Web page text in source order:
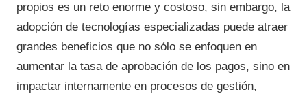
propios es un reto enorme y costoso, sin embargo, la
adopción de tecnologías especializadas puede atraer
grandes beneficios que no sólo se enfoquen en
aumentar la tasa de aprobación de los pagos, sino en
impactar internamente en procesos de gestión,